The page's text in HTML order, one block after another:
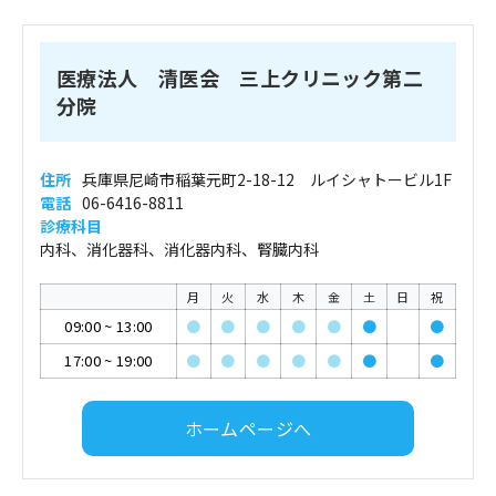
医療法人 清医会 三上クリニック第二
分院
住所 兵庫県尼崎市稲葉元町2-18-12 ルイシャトービル1F
電話 06-6416-8811
診療科目
内科、消化器科、消化器内科、腎臓内科
月 火 水 木 金 土 日 祝
09:00~ 13:00 ● ● ● ● ● ●
●
17:00~ 19:00 ● ● ● ● ● ● ●
ホームページへ